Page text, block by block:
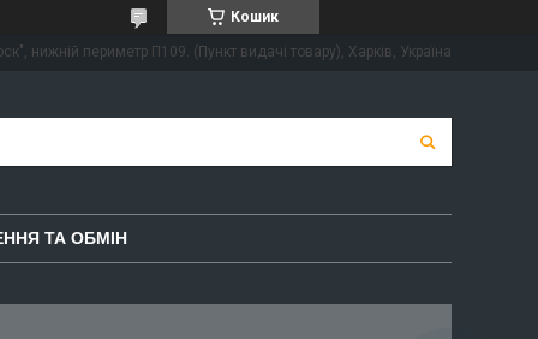
Кошик
нижній периметр П109. (Пункт видачі товару), Харків, Україна
ТА ОБМІН